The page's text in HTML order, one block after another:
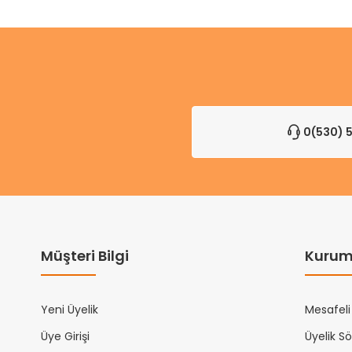
0(530)
Müşteri Bilgi
Yeni Üyelik
Üye Girişi
Mesafeli
Üyelik